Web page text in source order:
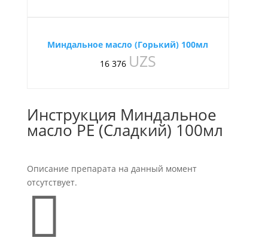
Миндальное масло (Горький) 100мл
16 376 UZS
Инструкция Миндальное
масло PE (Сладкий) 100мл
Описание препарата на данный момент
отсутствует.
